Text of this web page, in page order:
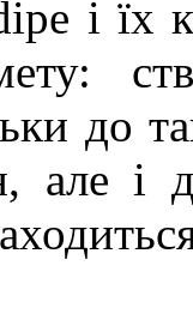
і їх
до
але і